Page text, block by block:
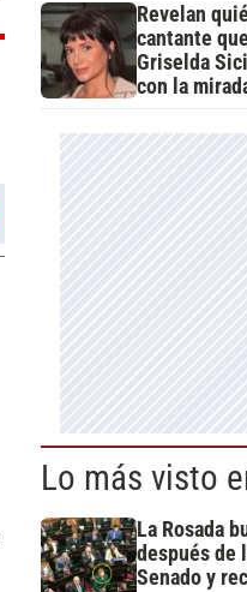
Revelan
cantante
Griselda
con la
Lo más visto
La Rosada
después de
Senado y